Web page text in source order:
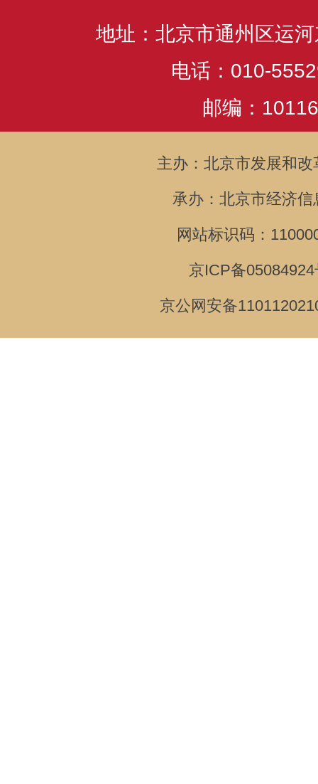
地址：北京市通州区运
电话：010-
邮编：
主办：北京市发展和改
承办：北京市经济信
网站标识码：
京ICP备
京公网安备